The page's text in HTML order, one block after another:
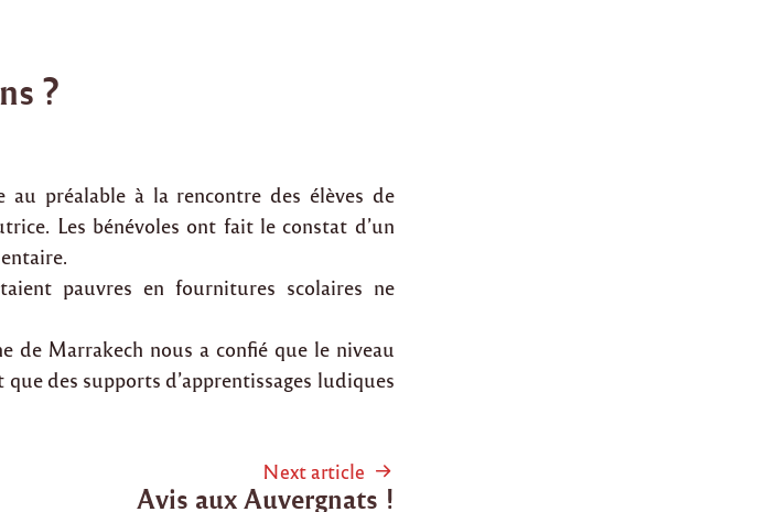
?
au préalable à la rencontre des élèves de
Les bénévoles ont fait le constat d’un
pauvres en fournitures scolaires ne
de Marrakech nous a confié que le niveau
des supports d’apprentissages ludiques
Next article
Avis aux Auvergnats !